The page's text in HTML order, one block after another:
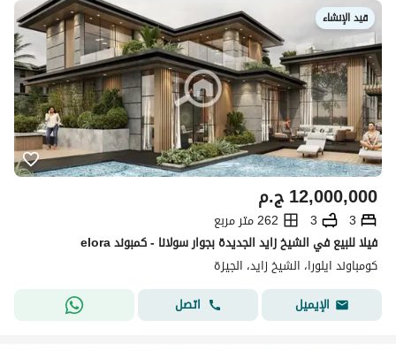
قيد الإنشاء
ج.م12,000,000
3
3
262 متر مربع
فيلا للبيع في الشيخ زايد الجديدة بجوار سولانا - كمبوند elora
كومباوند ايلورا، الشيخ زايد، الجيزة
الإيميل
اتصل